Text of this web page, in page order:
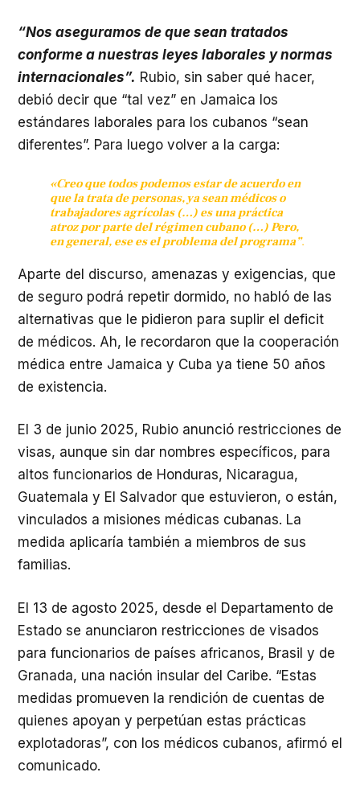
“Nos aseguramos de que sean tratados
conforme a nuestras leyes laborales y normas
internacionales”. Rubio, sin saber qué hacer,
debió decir que “tal vez” en Jamaica los
estándares laborales para los cubanos “sean
diferentes”. Para luego volver a la carga:
«Creo que todos podemos estar de acuerdo en
que la trata de personas, ya sean médicos o
trabajadores agrícolas (…) es una práctica
atroz por parte del régimen cubano (…) Pero,
en general, ese es el problema del programa”.
Aparte del discurso, amenazas y exigencias, que
de seguro podrá repetir dormido, no habló de las
alternativas que le pidieron para suplir el deficit
de médicos. Ah, le recordaron que la cooperación
médica entre Jamaica y Cuba ya tiene 50 años
de existencia.
El 3 de junio 2025, Rubio anunció restricciones de
visas, aunque sin dar nombres específicos, para
altos funcionarios de Honduras, Nicaragua,
Guatemala y El Salvador que estuvieron, o están,
vinculados a misiones médicas cubanas. La
medida aplicaría también a miembros de sus
familias.
El 13 de agosto 2025, desde el Departamento de
Estado se anunciaron restricciones de visados
para funcionarios de países africanos, Brasil y de
Granada, una nación insular del Caribe. “Estas
medidas promueven la rendición de cuentas de
quienes apoyan y perpetúan estas prácticas
explotadoras”, con los médicos cubanos, afirmó el
comunicado.